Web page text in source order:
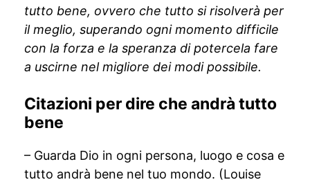
tutto bene, ovvero che tutto si risolverà per
il meglio, superando ogni momento difficile
con la forza e la speranza di potercela fare
a uscirne nel migliore dei modi possibile.
Citazioni per dire che andrà tutto
bene
– Guarda Dio in ogni persona, luogo e cosa e
tutto andrà bene nel tuo mondo. (Louise